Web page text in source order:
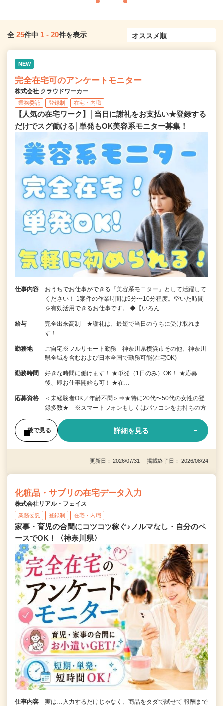
全 25件中 1 - 20件を表示
NEW
完全在宅可のアンケートモニター
株式会社 クラウドワーカー
業務委託 登録制 在宅・内職
【人気の在宅ワーク】│当日に謝礼をお支払い★登録する
だけでスグ働ける│単発もOK美容系モニター募集！
仕事内容
おうちでお仕事ができる『美容系モニター』として活躍して
ください！ 1案件の作業時間は5分〜10分程度。空いた時間
を有効活用できるお仕事です。 ◆【いろん…
給与
完全出来高制 ★謝礼は、最短で当日のうちに受け取れま
す！
勤務地
ご自宅※フルリモート勤務 神奈川県横浜市その他、神奈川
県全域を含むおよび日本全国で勤務可能(在宅OK)
勤務時間
好きな時間に働けます！ ★単発（1日のみ）OK！ ★応募
後、即お仕事開始も可！ ★在…
応募資格
＜未経験者OK／年齢不問＞⇒★特に20代〜50代の女性の登
録多数★ ※スマートフォンもしくはパソコンをお持ちの方
後で見る 詳細を見る
更新日： 2026/07/31 掲載終了日： 2026/08/24
化粧品・サプリの在宅データ入力
株式会社リアル・フェイス
業務委託 登録制 在宅・内職
家事・育児の合間にコツコツ稼ぐ♪ノルマなし・自分のペ
ースでOK！〈神奈川県〉
仕事内容
実は…入力するだけじゃなく、商品をタダで試せて 報酬まで